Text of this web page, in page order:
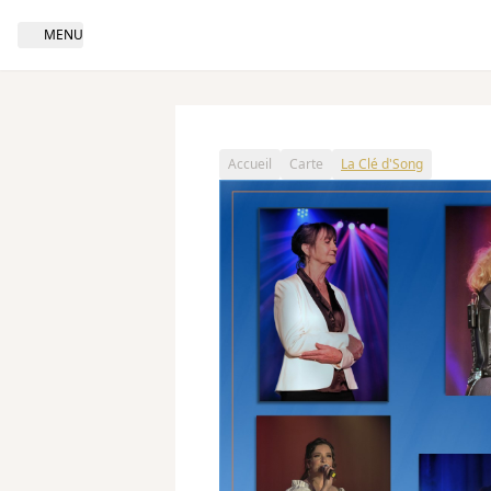
Open navigation
MENU
Accueil Carte La Clé d'Song